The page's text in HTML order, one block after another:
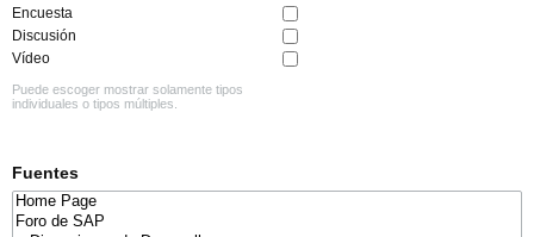
Encuesta
Discusión
Vídeo
Puede escoger mostrar solamente tipos
individuales o tipos múltiples.
Fuentes